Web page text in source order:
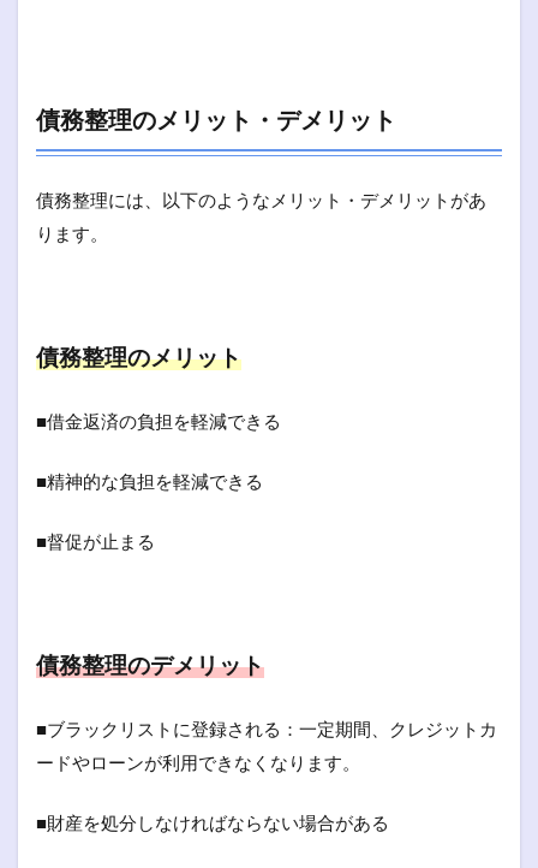
債務整理のメリット・デメリット
債務整理には、以下のようなメリット・デメリットがあ
ります。
債務整理のメリット
■借金返済の負担を軽減できる
■精神的な負担を軽減できる
■督促が止まる
債務整理のデメリット
■ブラックリストに登録される：一定期間、クレジットカ
ードやローンが利用できなくなります。
■財産を処分しなければならない場合がある